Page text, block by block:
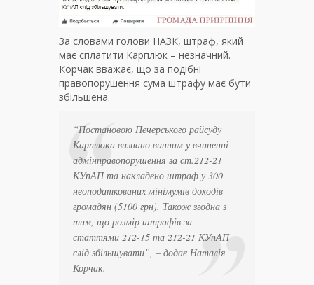
За словами голови НАЗК, штраф, який
має сплатити Карплюк – незначний.
Корчак вважає, що за подібні
правопорушення сума штрафу має бути
збільшена.
“Постановою Печерського райсуду
Карплюка визнано винним у вчиненні
адмінправопорушення за ст.212-21
КУпАП та накладено штраф у 300
неоподаткованих мінімумів доходів
громадян (5100 грн). Також згодна з
тим, що розмір штрафів за
статтями 212-15 та 212-21 КУпАП
слід збільшувати”, – додає Наталія
Корчак.